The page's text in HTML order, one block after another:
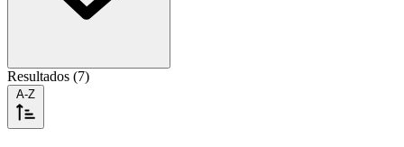
Resultados (7)
A-Z